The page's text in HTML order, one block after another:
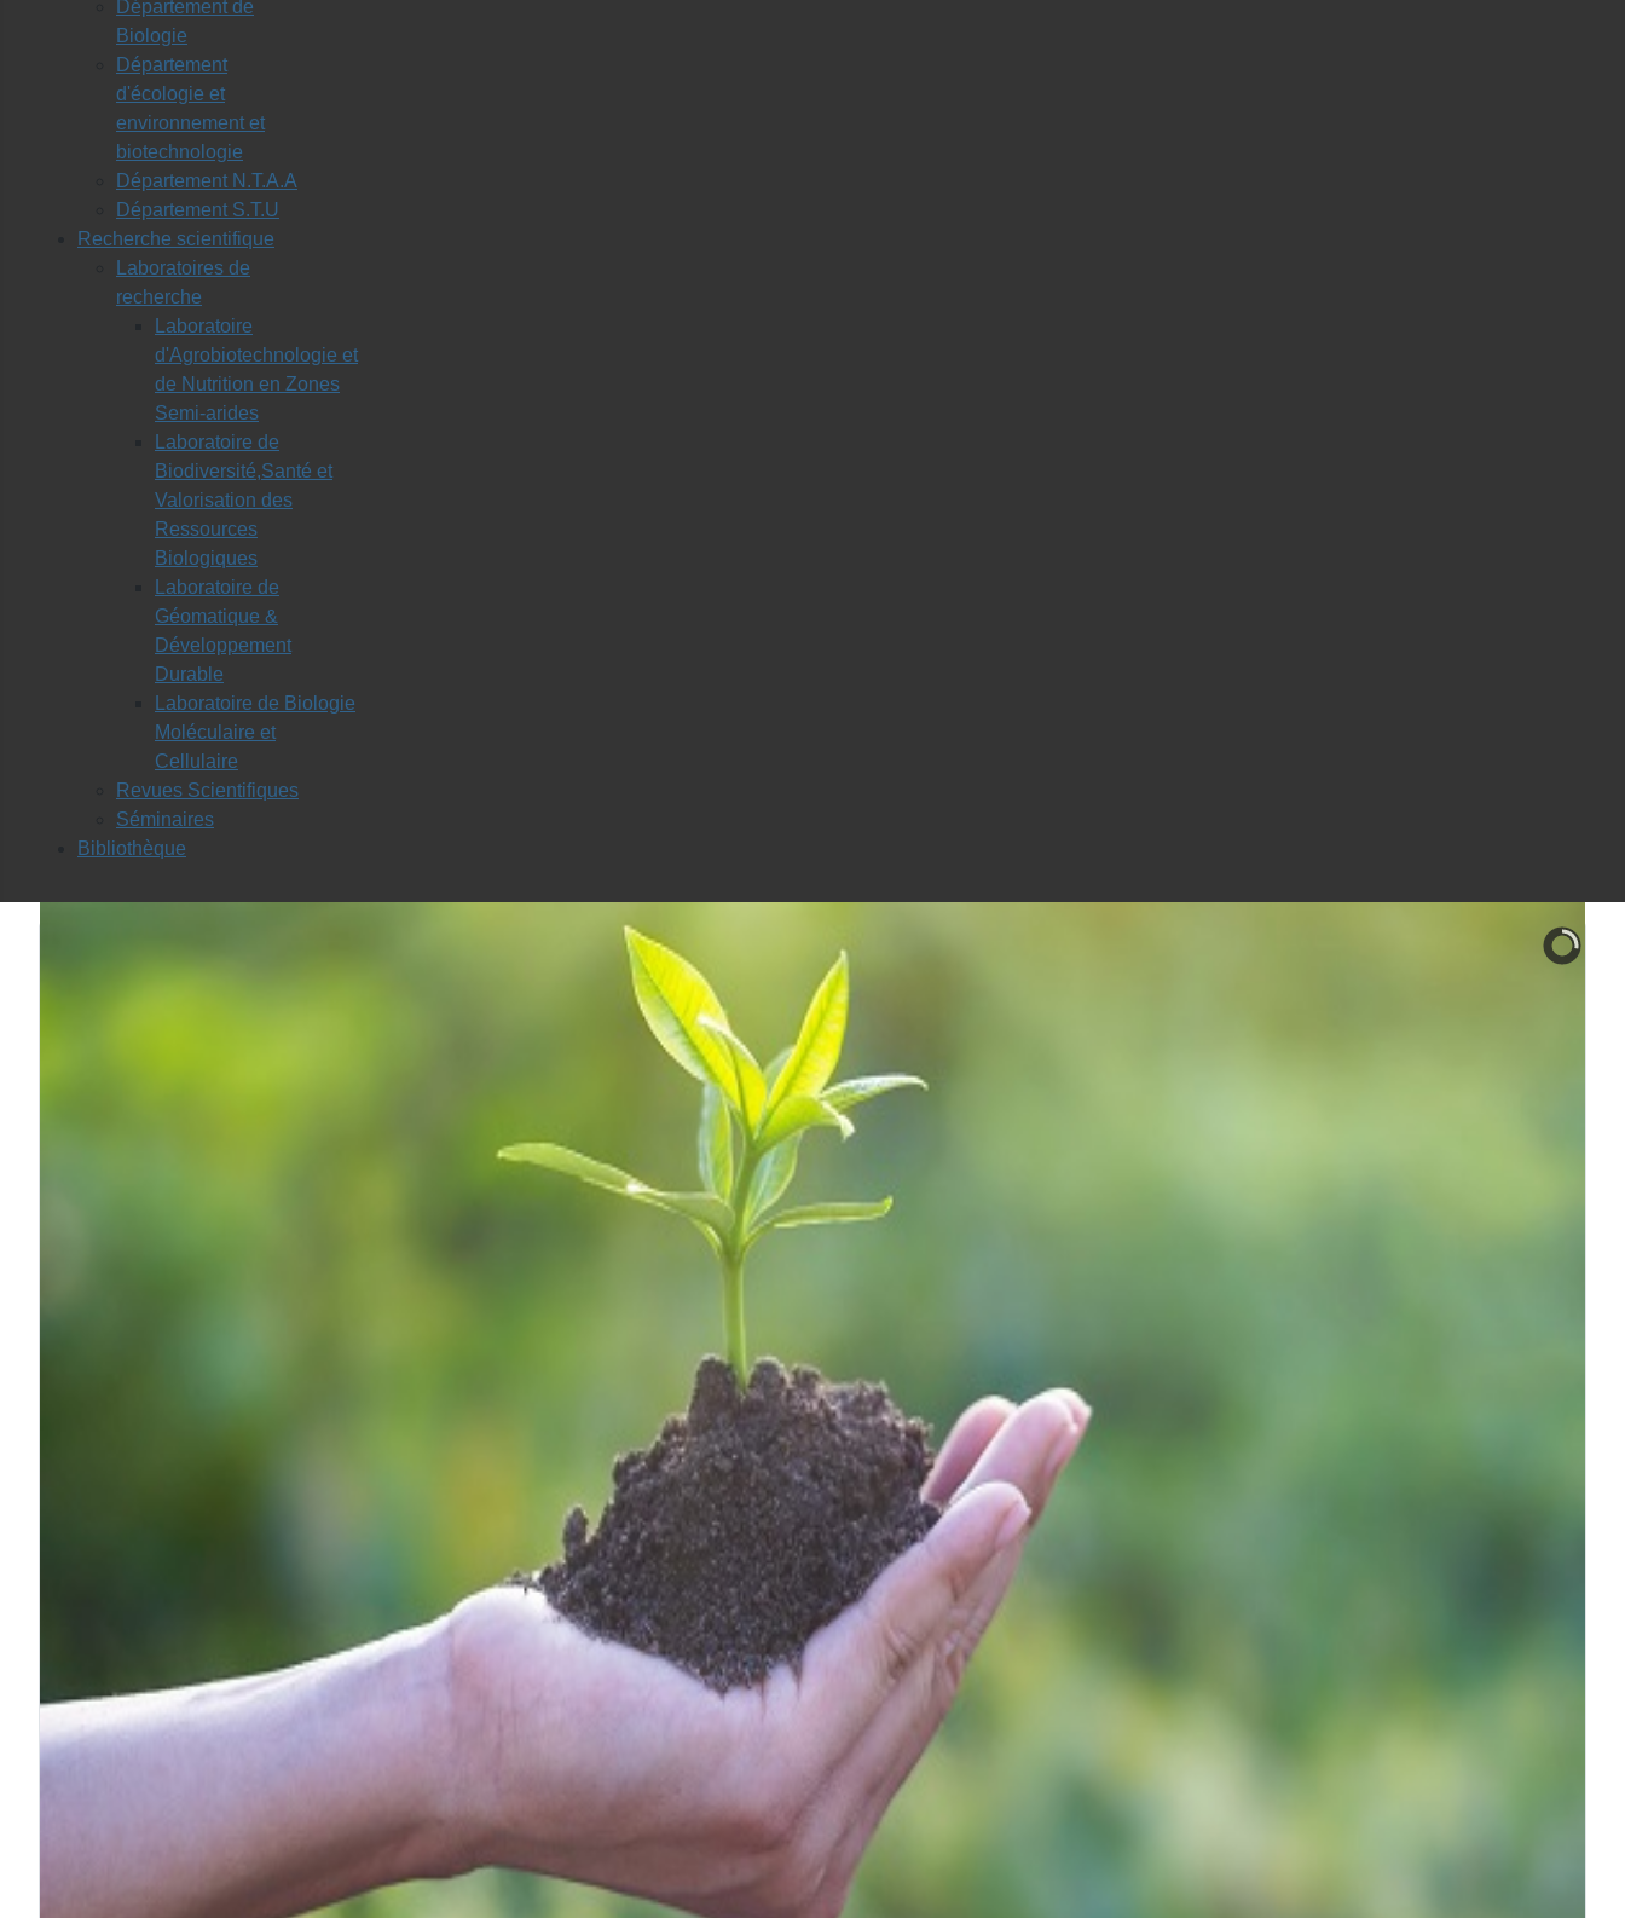
Département de
Biologie
Département
d'écologie et
environnement et
biotechnologie
Département N.T.A.A
Département S.T.U
Recherche scientifique
Laboratoires de
recherche
Laboratoire
d'Agrobiotechnologie et
de Nutrition en Zones
Semi-arides
Laboratoire de
Biodiversité,Santé et
Valorisation des
Ressources
Biologiques
Laboratoire de
Géomatique &
Développement
Durable
Laboratoire de Biologie
Moléculaire et
Cellulaire
Revues Scientifiques
Séminaires
Bibliothèque
Les départements: